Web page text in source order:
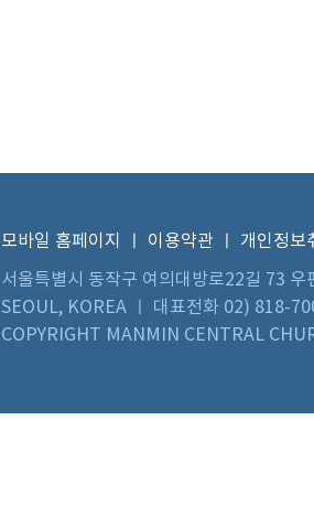
모바일 홈페이지 이용약관
개인정보
서울특별시 동작구 여의대방로22길 73
SEOUL, KOREA ㅣ 대표전화 02) 818-
COPYRIGHT MANMIN CENTRAL